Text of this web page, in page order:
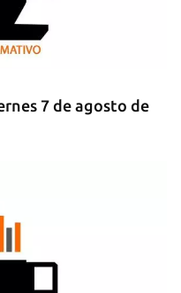
primero has de
14ymedio.
7 de agosto de